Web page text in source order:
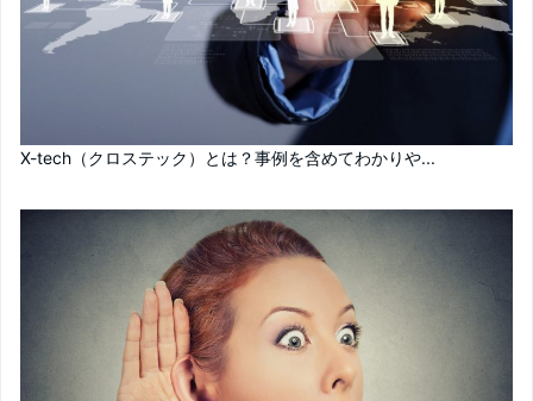
X-tech（クロステック）とは？事例を含めてわかりや...